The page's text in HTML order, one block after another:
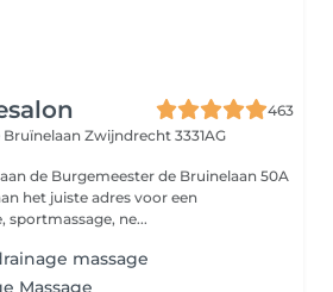
463
Zwijndrecht 3331AG
de Burgemeester de Bruinelaan 50A
het juiste adres voor een
sportmassage, ne...
massage
Massage